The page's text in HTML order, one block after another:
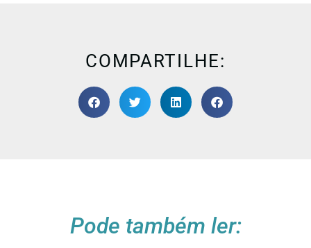
COMPARTILHE:
Pode também ler: